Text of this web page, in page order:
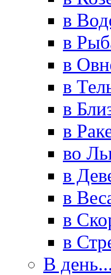
в
в
в
в
в
в
во
в
в
в
в
В